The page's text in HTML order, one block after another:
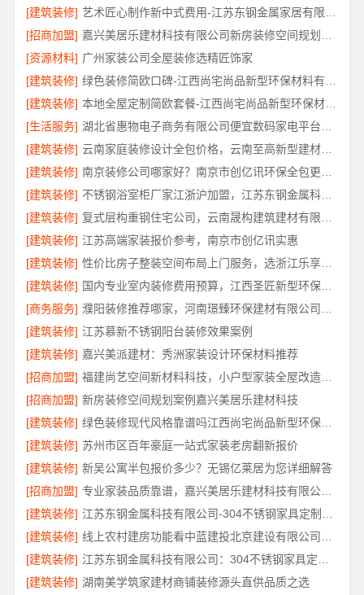
[建筑装修]
[招商加盟]
[资源材料] 广州家装公司全屋装修选精匠饰家
[建筑装修]
[建筑装修]
本地全屋定制简欧套餐-江西尚宅尚品新型环保材料有限公司
[生活服务]
[建筑装修]
云南家庭装修设计全包价格，云南至高新型建材有限公司性价比高
[建筑装修]
[建筑装修]
不锈钢浴室柜厂家江浙沪加盟，江苏东钢金属科技有限公司诚邀合作
[建筑装修]
[建筑装修] 江苏高端家装报价参考，南京市创亿讯实惠
[建筑装修]
性价比房子整装空间布局上门服务，选浙江乐享新材料有限公司
[建筑装修]
国内专业室内装修费用预算，江西圣匠新型环保材料有限公司
[商务服务]
[建筑装修] 江苏慕新不锈钢阳台装修效果案例
[建筑装修] 嘉兴美派建材：秀洲家装设计环保材料推荐
[招商加盟]
福建尚艺空间新材料科技，小户型家装全屋改造优选报价
[招商加盟] 新房装修空间规划案例嘉兴美居乐建材科技
[建筑装修]
绿色装修现代风格靠谱吗江西尚宅尚品新型环保材料有限公司
[建筑装修] 苏州市区百年豪庭一站式家装老房翻新报价
[建筑装修] 新吴公寓半包报价多少？无锡亿莱居为您详细解答
[招商加盟]
专业家装品质靠谱，嘉兴美居乐建材科技有限公司装修
[建筑装修]
[建筑装修]
[建筑装修]
[建筑装修] 湖南美学筑家建材商铺装修源头直供品质之选